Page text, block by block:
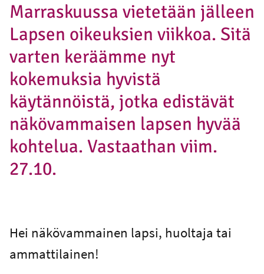
Marraskuussa vietetään jälleen
Lapsen oikeuksien viikkoa. Sitä
varten keräämme nyt
kokemuksia hyvistä
käytännöistä, jotka edistävät
näkövammaisen lapsen hyvää
kohtelua. Vastaathan viim.
27.10.
Hei näkövammainen lapsi, huoltaja tai
ammattilainen!